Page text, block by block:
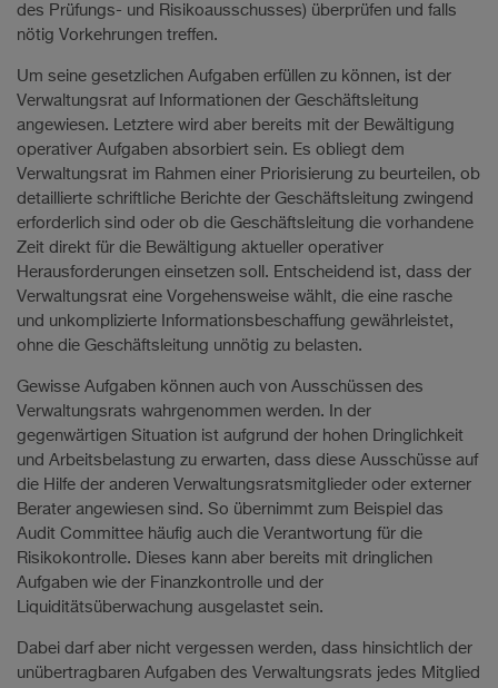
des Prüfungs- und Risikoausschusses) überprüfen und falls
nötig Vorkehrungen treffen.
Um seine gesetzlichen Aufgaben erfüllen zu können, ist der
Verwaltungsrat auf Informationen der Geschäftsleitung
angewiesen. Letztere wird aber bereits mit der Bewältigung
operativer Aufgaben absorbiert sein. Es obliegt dem
Verwaltungsrat im Rahmen einer Priorisierung zu beurteilen, ob
detaillierte schriftliche Berichte der Geschäftsleitung zwingend
erforderlich sind oder ob die Geschäftsleitung die vorhandene
Zeit direkt für die Bewältigung aktueller operativer
Herausforderungen einsetzen soll. Entscheidend ist, dass der
Verwaltungsrat eine Vorgehensweise wählt, die eine rasche
und unkomplizierte Informationsbeschaffung gewährleistet,
ohne die Geschäftsleitung unnötig zu belasten.
Gewisse Aufgaben können auch von Ausschüssen des
Verwaltungsrats wahrgenommen werden. In der
gegenwärtigen Situation ist aufgrund der hohen Dringlichkeit
und Arbeitsbelastung zu erwarten, dass diese Ausschüsse auf
die Hilfe der anderen Verwaltungsratsmitglieder oder externer
Berater angewiesen sind. So übernimmt zum Beispiel das
Audit Committee häufig auch die Verantwortung für die
Risikokontrolle. Dieses kann aber bereits mit dringlichen
Aufgaben wie der Finanzkontrolle und der
Liquiditätsüberwachung ausgelastet sein.
Dabei darf aber nicht vergessen werden, dass hinsichtlich der
unübertragbaren Aufgaben des Verwaltungsrats jedes Mitglied